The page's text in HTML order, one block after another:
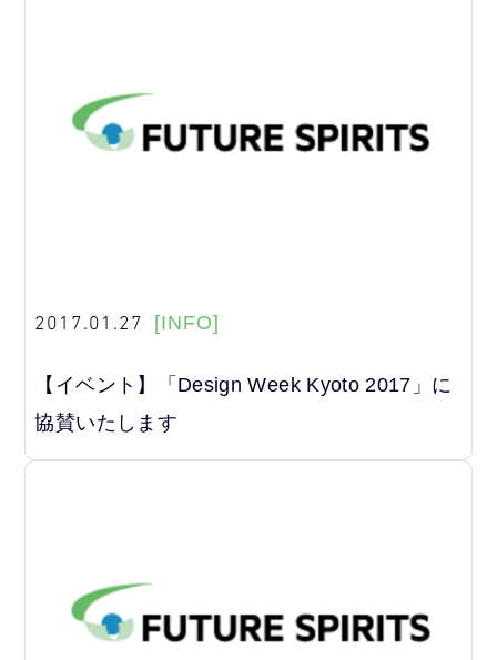
2017.01.27 [INFO]
【イベント】「Design Week Kyoto 2017」に
協賛いたします